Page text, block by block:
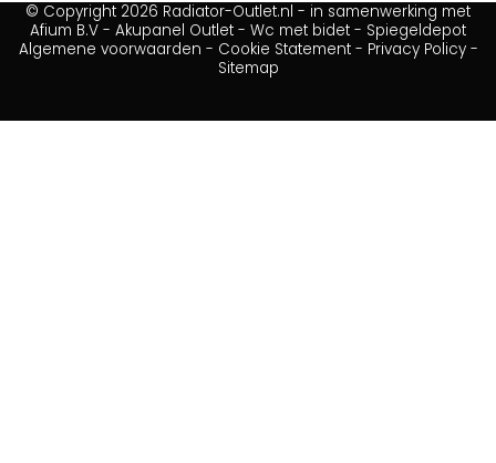
© Copyright 2026 Radiator-Outlet.nl - in samenwerking met
Afium B.V - Akupanel Outlet - Wc met bidet - Spiegeldepot
Algemene voorwaarden - Cookie Statement- Privacy Policy-
Sitemap